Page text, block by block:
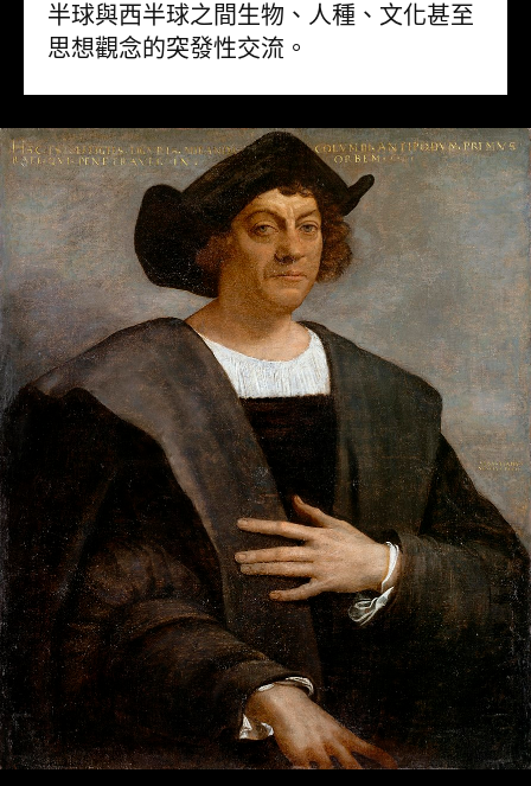
半球與西半球之間生物、人種、文化甚至
思想觀念的突發性交流。